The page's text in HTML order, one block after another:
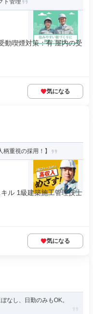
ト管理
動喫煙対策：有 屋内の受
気になる
重視の採用！】
ル 1級建築施工管理技士
気になる
なし、日勤のみもOK。